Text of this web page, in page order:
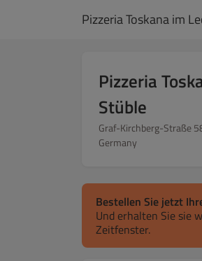
Pizzeria Toskana im
Pizzeria
Stüble
Graf-Kirchberg-Straße
Germany
Bestellen Sie jetzt
Und erhalten Sie sie
Zeitfenster.